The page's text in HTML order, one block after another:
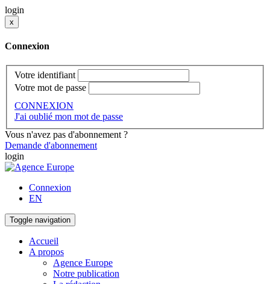
login
x
Connexion
Votre identifiant
Votre mot de passe
CONNEXION
J'ai oublié mon mot de passe
Vous n'avez pas d'abonnement ?
Demande d'abonnement
login
Connexion
EN
Toggle navigation
Accueil
A propos
Agence Europe
Notre publication